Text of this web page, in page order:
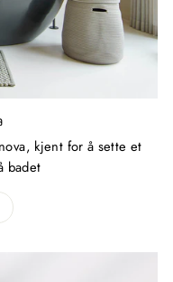
kjent for å sette et
badet